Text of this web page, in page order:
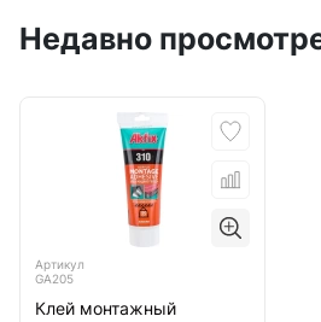
Недавно
Артикул
GA205
Клей монтажный